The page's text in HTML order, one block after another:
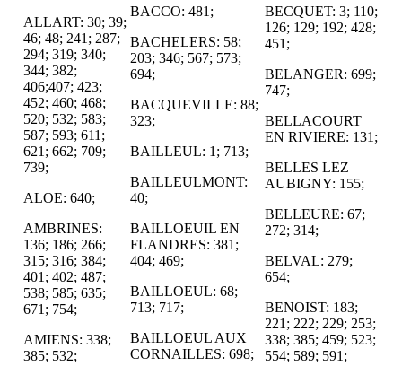
ALLART: 30; 39;
46; 48; 241; 287;
294; 319; 340;
344; 382;
406;407; 423;
452; 460; 468;
520; 532; 583;
587; 593; 611;
621; 662; 709;
739;
ALOE: 640;
AMBRINES:
136; 186; 266;
315; 316; 384;
401; 402; 487;
538; 585; 635;
671; 754;
AMIENS: 338;
385; 532;
BACCO: 481;
BACHELERS: 58;
203; 346; 567; 573;
694;
BACQUEVILLE: 88;
323;
BAILLEUL: 1; 713;
BAILLEULMONT:
40;
BAILLOEUIL EN
FLANDRES: 381;
404; 469;
BAILLOEUL: 68;
713; 717;
BAILLOEUL AUX
CORNAILLES: 698;
BECQUET: 3; 110;
126; 129; 192; 428;
451;
BELANGER: 699;
747;
BELLACOURT
EN RIVIERE: 131;
BELLES LEZ
AUBIGNY: 155;
BELLEURE: 67;
272; 314;
BELVAL: 279;
654;
BENOIST: 183;
221; 222; 229; 253;
338; 385; 459; 523;
554; 589; 591;